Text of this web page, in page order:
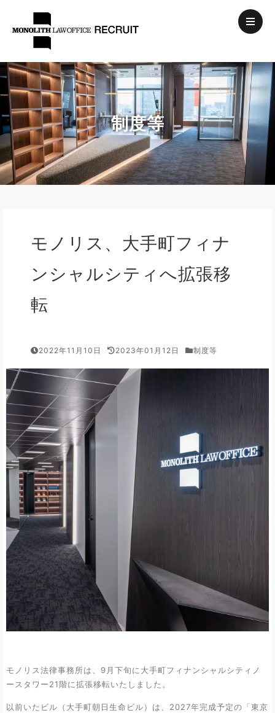
制度等
モノリス、大手町フィナ
ンシャルシティへ拡張移
転
2022年11月10日 2023年01月12日 制度等
モノリス法律事務所は、9月下旬に大手町フィナンシャルシティノ
ースタワー21階に拡張移転いたしました。
以前いたビル（大手町朝日生命ビル）は、2027年完成予定の「東京